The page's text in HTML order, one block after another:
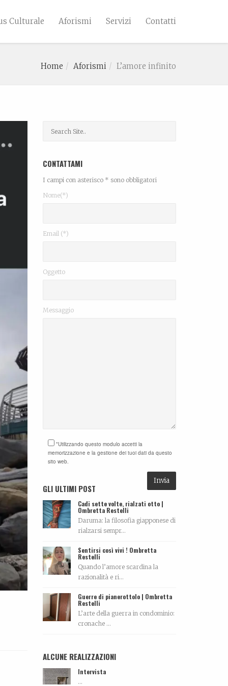
Culturale Aforismi Servizi Contatti
Home Aforismi L’amore infinito
CONTATTAMI
I campi con asterisco * sono obbligatori
Nome(*)
Email (*)
Oggetto
Messaggio
*Utilizzando questo modulo accetti la
memorizzazione e la gestione dei tuoi dati da questo
sito web.
GLI ULTIMI POST
Cadi sette volte, rialzati otto |
Ombretta Restelli
Daruma: la filosofia giapponese di
rialzarsi sempr...
Sentirsi così vivi ! Ombretta
Restelli
Quando l’amore scardina la
razionalità e ri...
Guerre di pianerottolo | Ombretta
Restelli
L’arte della guerra in condominio:
cronache ...
ALCUNE REALIZZAZIONI
Intervista
...